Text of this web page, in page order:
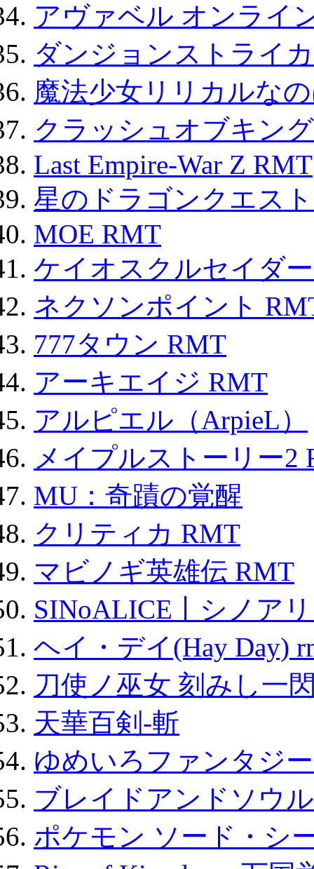
アヴァベル オンライ
ダンジョンストライ
魔法少女リリカルな
クラッシュオブキン
Last Empire-War Z RMT
星のドラゴンクエス
MOE RMT
ケイオスクルセイダ
ネクソンポイント
777タウン RMT
アーキエイジ RMT
アルピエル（ArpieL）
メイプルストーリー2
MU：奇蹟の覚醒
クリティカ RMT
マビノギ英雄伝 RMT
SINoALICE丨シノア
ヘイ・デイ(Hay Day)
刀使ノ巫女 刻みし一
天華百剣-斬
ゆめいろファンタジ
ブレイドアンドソウ
ポケモン ソード・シ